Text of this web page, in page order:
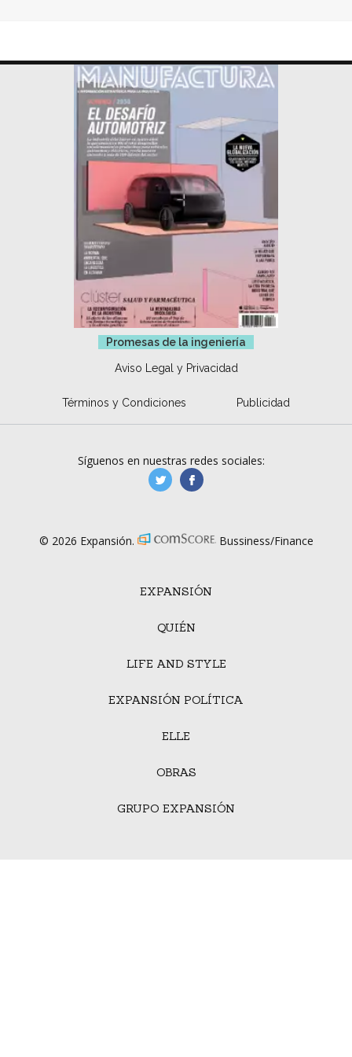
Promesas de la ingeniería
Aviso Legal y Privacidad
Términos y Condiciones Publicidad
EXPANSIÓN
QUIÉN
LIFE AND STYLE
EXPANSIÓN POLÍTICA
ELLE
OBRAS
GRUPO EXPANSIÓN
Síguenos en nuestras redes sociales:
manufacturaGE
© 2026 Expansión. Bussiness/Finance